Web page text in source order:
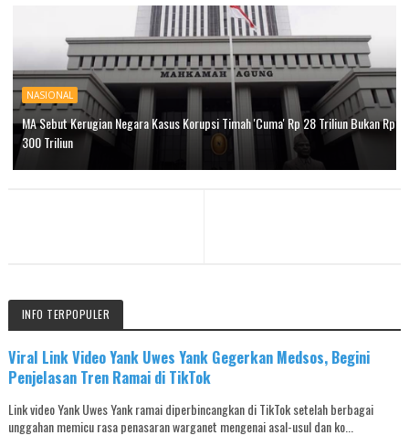
NASIONAL
MA Sebut Kerugian Negara Kasus Korupsi Timah 'Cuma' Rp 28 Triliun Bukan Rp
300 Triliun
INFO TERPOPULER
Viral Link Video Yank Uwes Yank Gegerkan Medsos, Begini
Penjelasan Tren Ramai di TikTok
Link video Yank Uwes Yank ramai diperbincangkan di TikTok setelah berbagai
unggahan memicu rasa penasaran warganet mengenai asal-usul dan ko...